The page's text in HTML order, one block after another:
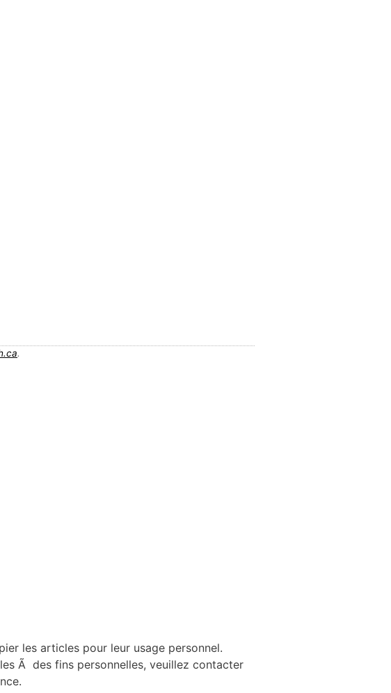
.
les articles pour leur usage personnel.
Ã des fins personnelles, veuillez contacter